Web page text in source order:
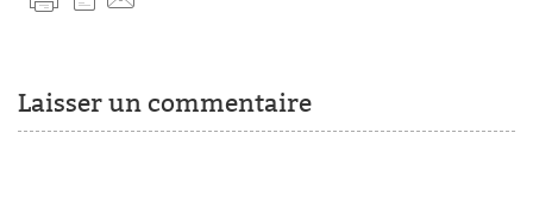
Laisser un commentaire